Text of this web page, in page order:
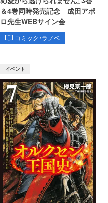
＆4巻同時発売記念 成田アポ
ロ先生WEBサイン会
コミック・ラノベ
イベント